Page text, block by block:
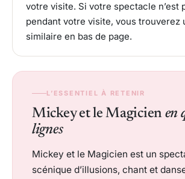
L’ESSENTIEL À RETENIR
Mickey et le Magicien en
lignes
Mickey et le Magicien est un
scénique d’illusions, chant et
votre visite. Si votre spectacle n’est
pendant votre visite, vous trouverez
similaire en bas de page.